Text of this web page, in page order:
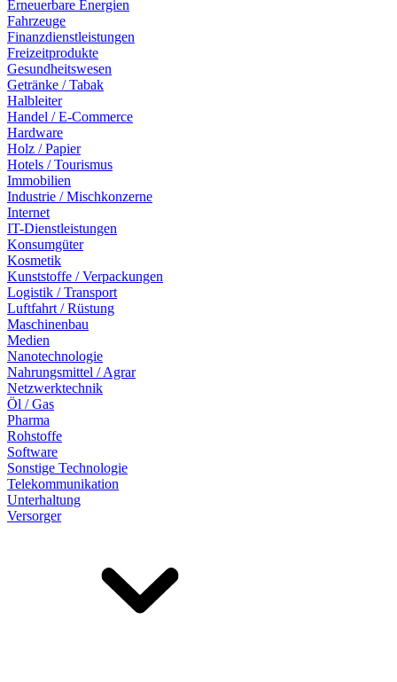
Erneuerbare Energien
Fahrzeuge
Finanzdienstleistungen
Freizeitprodukte
Gesundheitswesen
Getränke / Tabak
Halbleiter
Handel / E-Commerce
Hardware
Holz / Papier
Hotels / Tourismus
Immobilien
Industrie / Mischkonzerne
Internet
IT-Dienstleistungen
Konsumgüter
Kosmetik
Kunststoffe / Verpackungen
Logistik / Transport
Luftfahrt / Rüstung
Maschinenbau
Medien
Nanotechnologie
Nahrungsmittel / Agrar
Netzwerktechnik
Öl / Gas
Pharma
Rohstoffe
Software
Sonstige Technologie
Telekommunikation
Unterhaltung
Versorger